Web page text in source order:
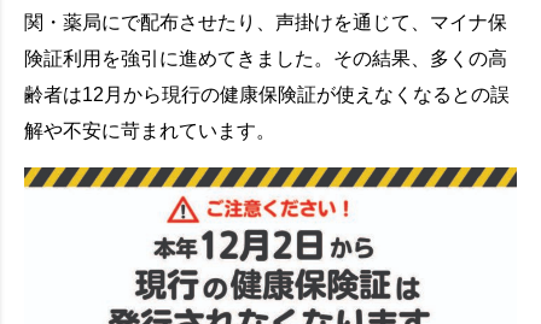
関・薬局にで配布させたり、声掛けを通じて、マイナ保
険証利用を強引に進めてきました。その結果、多くの高
齢者は12月から現行の健康保険証が使えなくなるとの誤
解や不安に苛まれています。